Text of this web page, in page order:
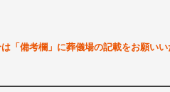
「備考欄」に葬儀場の記載をお願いい